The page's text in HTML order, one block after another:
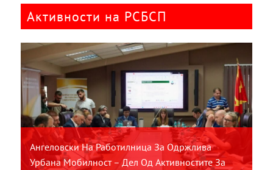
Активности на РСБСП
Ангеловски На Работилница За Одржлива
Урбана Мобилност – Дел Од Активностите За